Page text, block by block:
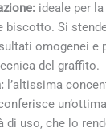
ideale per
biscotto. Si
omogenei e
del graffito.
l’altissima
di uso, che lo